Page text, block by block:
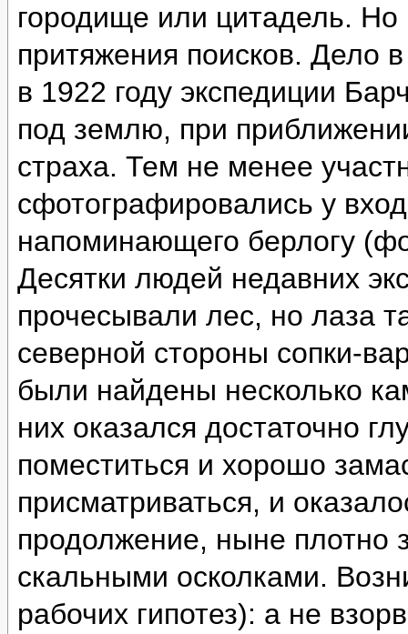
городище или цитадель. Но
притяжения поисков. Дело
в 1922 году экспедиции
под землю, при
страха. Тем не менее
сфотографировались у
напоминающего берлогу
Десятки людей недавних
прочесывали лес, но лаза
северной стороны сопки-
были найдены несколько
них оказался достаточно
поместиться и хорошо
присматриваться, и
продолжение, ныне плотно
скальными осколками.
рабочих гипотез): а не